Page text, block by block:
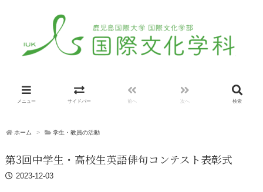
メニュー サイドバー 前へ 次へ 検索
ホーム > 学生・教員の活動
第3回中学生・高校生英語俳句コンテスト表彰式
2023-12-03